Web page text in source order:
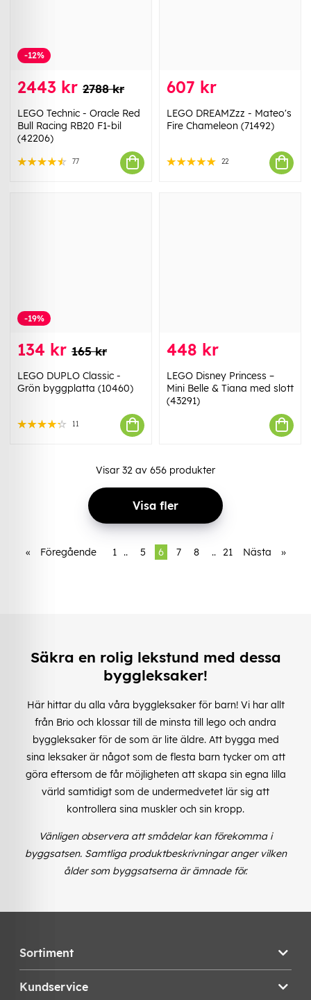
-12%
2443 kr 2788 kr
LEGO Technic - Oracle Red
Bull Racing RB20 F1-bil
(42206)
77
607 kr
LEGO DREAMZzz - Mateo's
Fire Chameleon (71492)
22
-19%
134 kr 165 kr
LEGO DUPLO Classic -
Grön byggplatta (10460)
11
448 kr
LEGO Disney Princess –
Mini Belle & Tiana med slott
(43291)
Visar 32 av 656 produkter
Visa fler
« Föregående 1 .. 5 6 7 8 .. 21 Nästa »
Säkra en rolig lekstund med dessa
byggleksaker!
Här hittar du alla våra byggleksaker för barn! Vi har allt
från Brio och klossar till de minsta till lego och andra
byggleksaker för de som är lite äldre. Att bygga med
sina leksaker är något som de flesta barn tycker om att
göra eftersom de får möjligheten att skapa sin egna lilla
värld samtidigt som de undermedvetet lär sig att
kontrollera sina muskler och sin kropp.
Vänligen observera att smådelar kan förekomma i
byggsatsen. Samtliga produktbeskrivningar anger vilken
ålder som byggsatserna är ämnade för.
Sortiment
Kundservice